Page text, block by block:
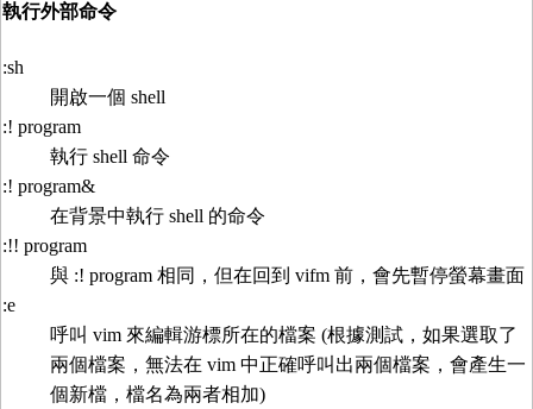
執行外部命令
:sh
開啟一個 shell
:! program
執行 shell 命令
:! program&
在背景中執行 shell 的命令
:!! program
與 :! program 相同，但在回到 vifm 前，會先暫停螢幕畫面
:e
呼叫 vim 來編輯游標所在的檔案 (根據測試，如果選取了
兩個檔案，無法在 vim 中正確呼叫出兩個檔案，會產生一
個新檔，檔名為兩者相加)